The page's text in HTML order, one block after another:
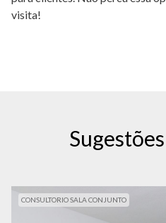
visita!
CONSULTORIO SALA CONJUNTO